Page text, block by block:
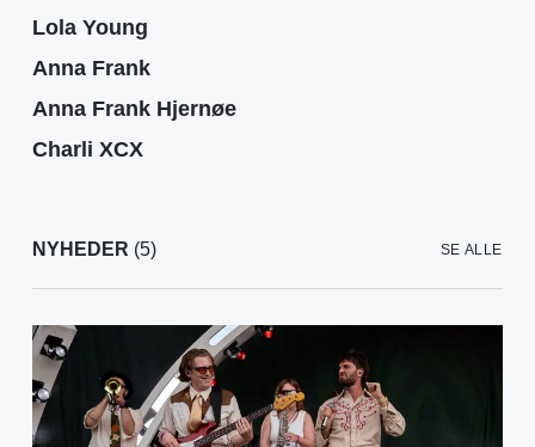
Lola Young
Anna Frank
Anna Frank Hjernøe
Charli XCX
NYHEDER (5) SE ALLE